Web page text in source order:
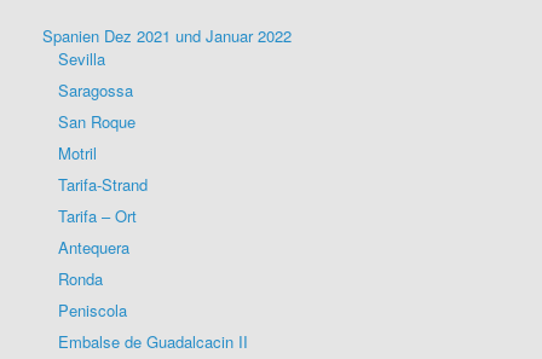
Spanien Dez 2021 und Januar 2022
Sevilla
Saragossa
San Roque
Motril
Tarifa-Strand
Tarifa – Ort
Antequera
Ronda
Peniscola
Embalse de Guadalcacin II